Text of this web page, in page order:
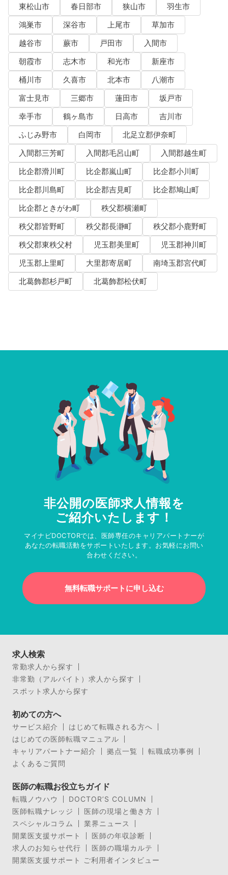
東松山市
春日部市 狭山市
羽生市
鴻巣市
深谷市 上尾市
草加市
越谷市
蕨市 戸田市
入間市
朝霞市
志木市 和光市
新座市
桶川市
久喜市 北本市
八潮市
富士見市
三郷市 蓮田市
坂戸市
幸手市
鶴ヶ島市 日高市
吉川市
ふじみ野市
白岡市
北足立郡伊奈町
入間郡三芳町
入間郡毛呂山町
入間郡越生町
比企郡滑川町
比企郡嵐山町
比企郡小川町
比企郡川島町
比企郡吉見町
比企郡鳩山町
比企郡ときがわ町
秩父郡横瀬町
秩父郡皆野町
秩父郡長瀞町
秩父郡小鹿野町
秩父郡東秩父村
児玉郡美里町
児玉郡神川町
児玉郡上里町
大里郡寄居町
南埼玉郡宮代町
北葛飾郡杉戸町
北葛飾郡松伏町
非公開の医師求人情報を
ご紹介いたします！
マイナビDOCTORでは、医師専任のキャリアパートナーが
あなたの転職活動をサポートいたします。お気軽にお問い
合わせください。
無料転職サポートに申し込む
求人検索
常勤求人から探す
非常勤（アルバイト）求人から探す
スポット求人から探す
初めての方へ
サービス紹介
はじめて転職される方へ
はじめての医師転職マニュアル
キャリアパートナー紹介
拠点一覧
転職成功事例
よくあるご質問
医師の転職お役立ちガイド
転職ノウハウ
DOCTOR’S COLUMN
医師転職ナレッジ
医師の現場と働き方
スペシャルコラム
業界ニュース
開業医支援サポート
医師の年収診断
求人のお知らせ代行
医師の職場カルテ
開業医支援サポート ご利用者インタビュー